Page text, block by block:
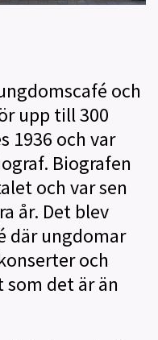
t
g
h
e
t
e
r
och
upp till 300
1936 och var
Biografen
och var sen
år. Det blev
där ungdomar
och
det är än